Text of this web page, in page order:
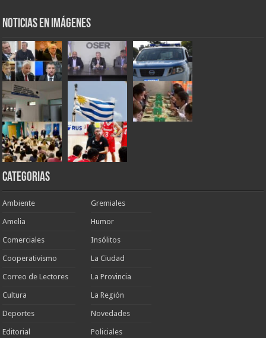
Noticias en Imágenes
Categorias
Ambiente
Amelia
Comerciales
Cooperativismo
Correo de Lectores
Cultura
Deportes
Editorial
Gremiales
Humor
Insólitos
La Ciudad
La Provincia
La Región
Novedades
Policiales